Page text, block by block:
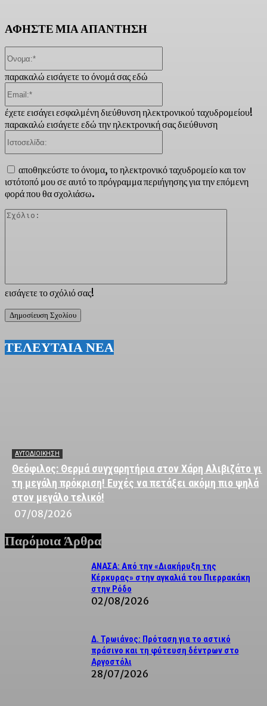
ΑΦΗΣΤΕ ΜΙΑ ΑΠΑΝΤΗΣΗ
εισάγετε το σχόλιό σας!
παρακαλώ εισάγετε το όνομά σας εδώ
έχετε εισάγει εσφαλμένη διεύθυνση ηλεκτρονικού ταχυδρομείου!
παρακαλώ εισάγετε εδώ την ηλεκτρονική σας διεύθυνση
αποθηκεύστε το όνομα, το ηλεκτρονικό ταχυδρομείο και τον
ιστότοπό μου σε αυτό το πρόγραμμα περιήγησης για την επόμενη
φορά που θα σχολιάσω.
ΤΕΛΕΥΤΑΙΑ ΝΕΑ
ΑΥΤΟΔΙΟΙΚΗΣΗ
Θεόφιλος: Θερμά συγχαρητήρια στον Χάρη Αλιβιζάτο για
τη μεγάλη πρόκριση! Ευχές να πετάξει ακόμη πιο ψηλά
στον μεγάλο τελικό!
07/08/2026
Παρόμοια Άρθρα
ΑΝΑΣΑ: Από την «Διακήρυξη της
Κέρκυρας» στην αγκαλιά του Πιερρακάκη
στην Ρόδο
02/08/2026
Δ. Τρωιάνος: Πρόταση για το αστικό
πράσινο και τη φύτευση δέντρων στο
Αργοστόλι
28/07/2026